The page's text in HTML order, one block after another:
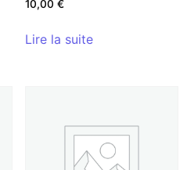
10,00€
Lire la suite